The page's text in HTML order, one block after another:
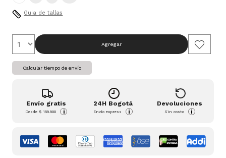
Guia de tallas
Agregar
Calcular tiempo de envío
Envío gratis
Desde$ 159.900 i
24H Bogotá
Envío express i
Devoluciones
Sin costo i